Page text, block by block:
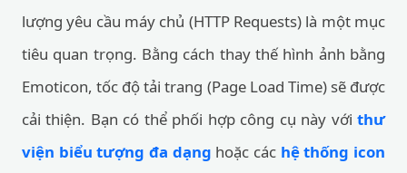
lượng yêu cầu máy chủ (HTTP Requests) là một mục
tiêu quan trọng. Bằng cách thay thế hình ảnh bằng
Emoticon, tốc độ tải trang (Page Load Time) sẽ được
cải thiện. Bạn có thể phối hợp công cụ này với thư
viện biểu tượng đa dạng hoặc các hệ thống icon